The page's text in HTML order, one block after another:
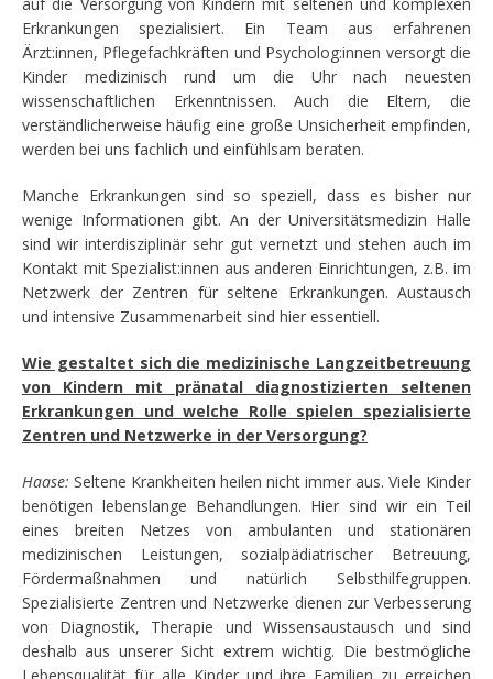
Erkrankungen spezialisiert. Ein Team aus erfahrenen
Ärzt:innen, Pflegefachkräften und Psycholog:innen versorgt die
Kinder medizinisch rund um die Uhr nach neuesten
wissenschaftlichen Erkenntnissen. Auch die Eltern, die
verständlicherweise häufig eine große Unsicherheit empfinden,
werden bei uns fachlich und einfühlsam beraten.
Manche Erkrankungen sind so speziell, dass es bisher nur
wenige Informationen gibt. An der Universitätsmedizin Halle
sind wir interdisziplinär sehr gut vernetzt und stehen auch im
Kontakt mit Spezialist:innen aus anderen Einrichtungen, z.B. im
Netzwerk der Zentren für seltene Erkrankungen. Austausch
und intensive Zusammenarbeit sind hier essentiell.
Wie gestaltet sich die medizinische Langzeitbetreuung
von Kindern mit pränatal diagnostizierten seltenen
Erkrankungen und welche Rolle spielen spezialisierte
Zentren und Netzwerke in der Versorgung?
Haase: Seltene Krankheiten heilen nicht immer aus. Viele Kinder
benötigen lebenslange Behandlungen. Hier sind wir ein Teil
eines breiten Netzes von ambulanten und stationären
medizinischen Leistungen, sozialpädiatrischer Betreuung,
Fördermaßnahmen und natürlich Selbsthilfegruppen.
Spezialisierte Zentren und Netzwerke dienen zur Verbesserung
von Diagnostik, Therapie und Wissensaustausch und sind
deshalb aus unserer Sicht extrem wichtig. Die bestmögliche